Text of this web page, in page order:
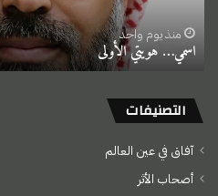
منذ يوم واحد
اسمي… هويتي الأولى
التصنيفات
آفاق في عين العالم
أصحاب الأثر